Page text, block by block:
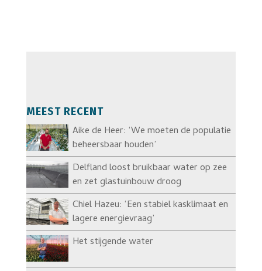
MEEST RECENT
Aike de Heer: ‘We moeten de populatie
beheersbaar houden’
Delfland loost bruikbaar water op zee
en zet glastuinbouw droog
Chiel Hazeu: ‘Een stabiel kasklimaat en
lagere energievraag’
Het stijgende water